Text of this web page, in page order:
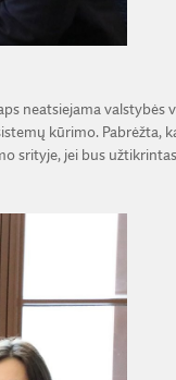
neatsiejama valstybės
kūrimo. Pabrėžta,
srityje, jei bus